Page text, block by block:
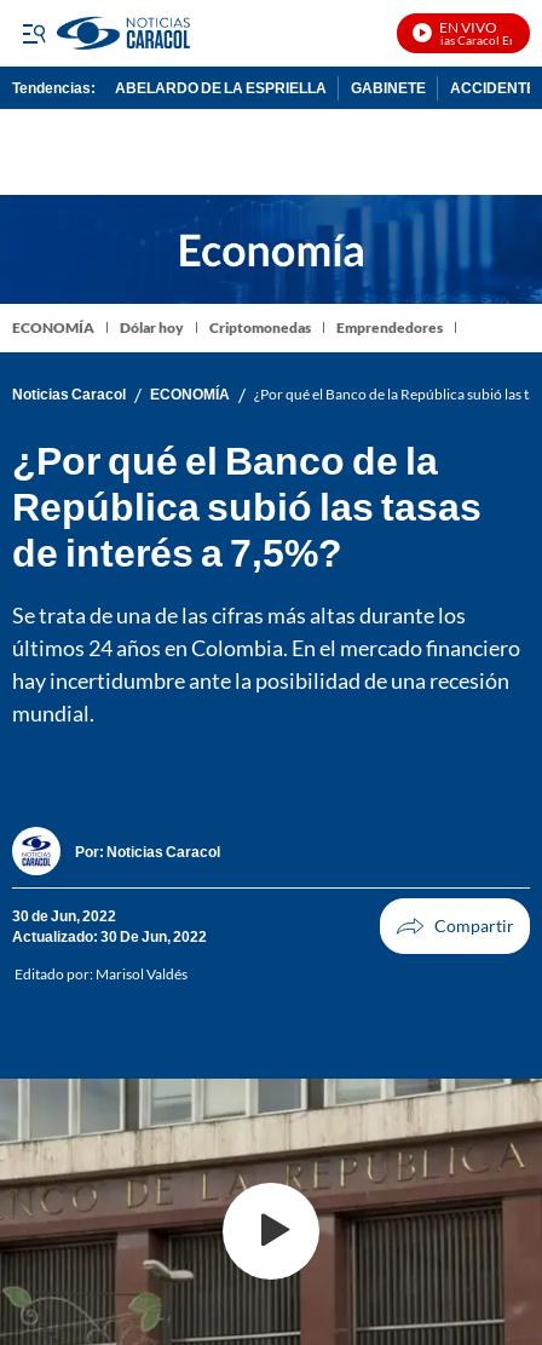
EN VIVO
Noticias Caracol En Vivo
Tendencias: ABELARDO DE LA ESPRIELLA GABINETE ACCIDENTE
ECONOMÍA Dólar hoy Criptomonedas Emprendedores
Noticias Caracol / ECONOMÍA / ¿Por qué el Banco de la República subió las
¿Por qué el Banco de la
República subió las tasas
de interés a 7,5%?
Se trata de una de las cifras más altas durante los
últimos 24 años en Colombia. En el mercado financiero
hay incertidumbre ante la posibilidad de una recesión
mundial.
Por: Noticias Caracol
30 de Jun, 2022
Actualizado: 30 De Jun, 2022
Editado por: Marisol Valdés